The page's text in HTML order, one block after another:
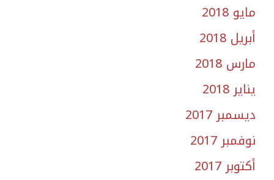
مايو 2018
أبريل 2018
مارس 2018
يناير 2018
ديسمبر 2017
نوفمبر 2017
أكتوبر 2017